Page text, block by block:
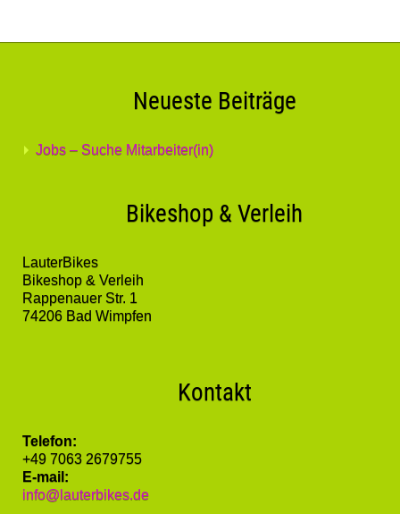
Neueste Beiträge
Jobs – Suche Mitarbeiter(in)
Bikeshop & Verleih
LauterBikes
Bikeshop & Verleih
Rappenauer Str. 1
74206 Bad Wimpfen
Kontakt
Telefon:
+49 7063 2679755
E-mail:
info@lauterbikes.de